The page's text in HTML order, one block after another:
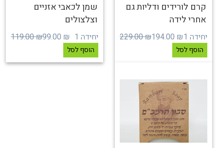
קרם לורידים ודליות גם
אחרי לידה
יחידה 1 ₪ 194.00
₪ 229.00
הוסף לסל
שמן לכאבי אזניים
וצלצולים
יחידה 1 ₪ 99.00
₪ 119.00
הוסף לסל